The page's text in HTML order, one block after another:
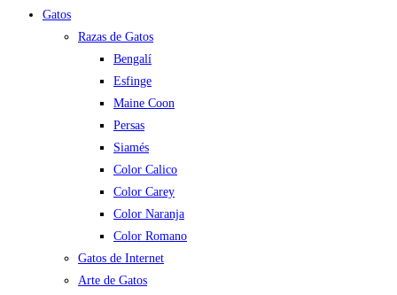
Gatos
Razas de Gatos
Bengalí
Esfinge
Maine Coon
Persas
Siamés
Color Calico
Color Carey
Color Naranja
Color Romano
Gatos de Internet
Arte de Gatos